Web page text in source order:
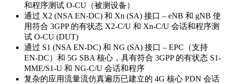
和程序测试 O-CU（被测设备）
通过 X2 (NSA EN-DC) 和 Xn (SA) 接口 – eNB 和 gNB 使
用符合 3GPP 的有状态 X2-C/U 和 Xn-C/U 会话和程序测
试 O-CU (DUT)
通过 S1 (NSA EN-DC) 和 NG (SA) 接口 – EPC（支持
EN-DC）和 5G SBA 核心，具有符合 3GPP 的有状态 S1-
MME/S1-U 和 NG-C/U 会话和程序
复杂的应用流量流仿真遍历已建立的 4G 核心 PDN 会话